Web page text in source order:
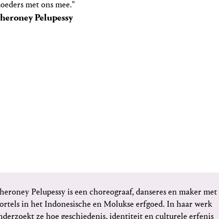
met ons mee."
Pelupessy
Pelupessy is een choreograaf, danseres en maker met
in het Indonesische en Molukse erfgoed. In haar werk
ze hoe geschiedenis, identiteit en culturele erfenis